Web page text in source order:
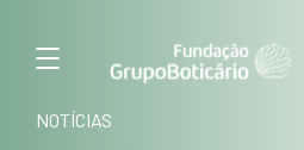
Menu
NOTÍCIAS